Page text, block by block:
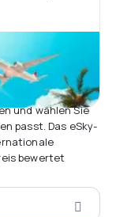
und wählen Sie
passt. Das eSky-
bewertet